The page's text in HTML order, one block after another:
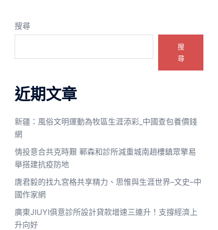
搜尋
搜
尋
近期文章
新疆：風俗文明運動為牧區生涯添彩_中國查包養價錢
網
情投意合共克時艱 鄆森和診所減重城南趙樓鎮眾擎易
舉搭建抗疫防地
唐君毅的找九宮格共享精力、思惟與生涯世界–文史–中
國作家網
廣東JIUYI俱意診所設計貸款增速三連升！支撐經濟上
升向好